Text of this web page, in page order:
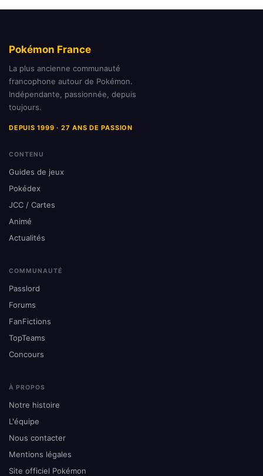
Pokémon France
La plus ancienne communauté
francophone autour de Pokémon.
Indépendante, passionnée, depuis
toujours.
DEPUIS 1999 · 27 ANS DE PASSION
CONTENU
Guides de jeux
Pokédex
JCC / Cartes
Animé
Actualités
COMMUNAUTÉ
Passlord
Forums
FanFictions
TopTeams
Concours
À PROPOS
Notre histoire
L'équipe
Nous contacter
Mentions légales
Site officiel Pokémon